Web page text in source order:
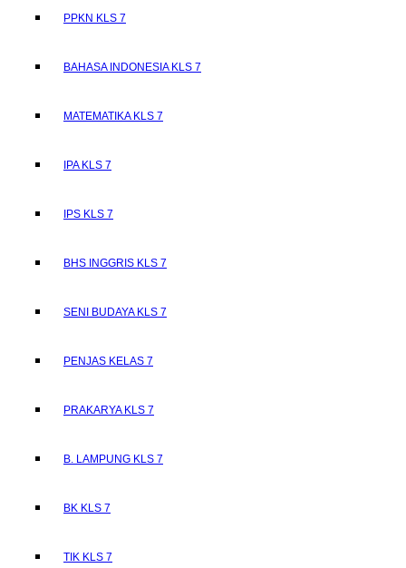
PPKN KLS 7
BAHASA INDONESIA KLS 7
MATEMATIKA KLS 7
IPA KLS 7
IPS KLS 7
BHS INGGRIS KLS 7
SENI BUDAYA KLS 7
PENJAS KELAS 7
PRAKARYA KLS 7
B. LAMPUNG KLS 7
BK KLS 7
TIK KLS 7